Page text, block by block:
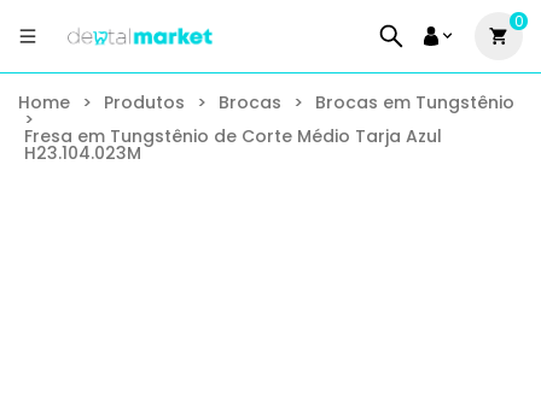
0
Home > Produtos > Brocas > Brocas em Tungstênio
>
Fresa em Tungstênio de Corte Médio Tarja Azul
H23.104.023M